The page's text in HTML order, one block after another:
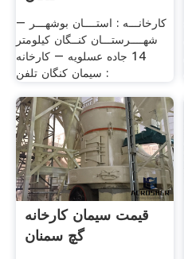
کارخانـــه : استــــان بوشهـــر –
شهــــرستـــان کنــگان کیلومتر
14 جاده عسلویه – کارخانه
سیمان کنگان تلفن :
قیمت سیمان کارخانه
گچ سمنان